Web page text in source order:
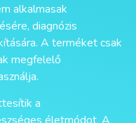
alkalmasak
diagnózis
A terméket csak
megfelelő
a